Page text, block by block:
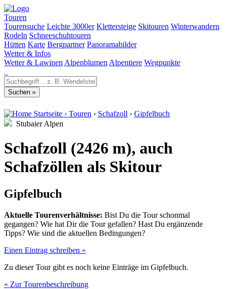
Touren
Tourensuche Leichte 3000er Klettersteige Skitouren Winterwandern
Rodeln Schneeschuhtouren
Hütten Karte Bergpartner Panoramabilder
Wetter & Infos
Wetter & Lawinen Alpenblumen Alpentiere Wegpunkte
Startseite › Touren › Schafzoll › Gipfelbuch
Stubaier Alpen
Schafzoll (2426 m), auch
Schafzöllen als Skitour
Gipfelbuch
Aktuelle Tourenverhältnisse: Bist Du die Tour schonmal
gegangen? Wie hat Dir die Tour gefallen? Hast Du ergänzende
Tipps? Wie sind die aktuellen Bedingungen?
Einen Eintrag schreiben »
Zu dieser Tour gibt es noch keine Einträge im Gipfelbuch.
« Zur Tourenbeschreibung